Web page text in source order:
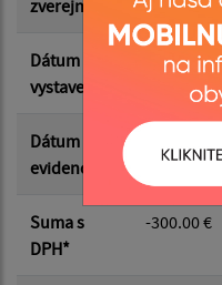
Filtrovať
zverejnenia
Dátum
vystavenia
Dátum
evidencie
Suma s
DPH*
-300.00 €